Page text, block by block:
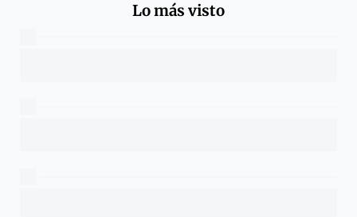
Lo más visto